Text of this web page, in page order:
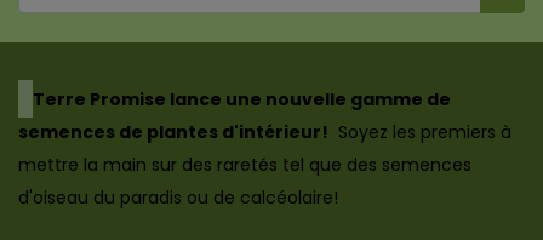
​Terre Promise lance une nouvelle gamme de
semences de plantes d'intérieur! Soyez les premiers à
mettre la main sur des raretés tel que des semences
d'oiseau du paradis ou de calcéolaire!